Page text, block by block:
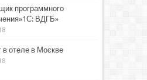
программного
ВДГБ»
в отеле в Москве